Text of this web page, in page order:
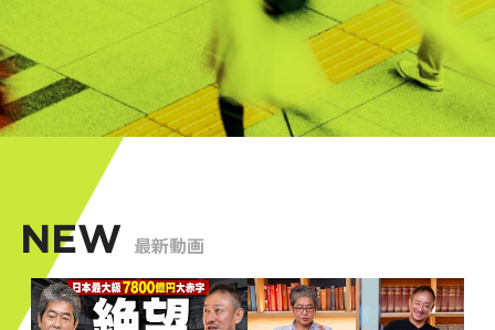
NEW 最新動画